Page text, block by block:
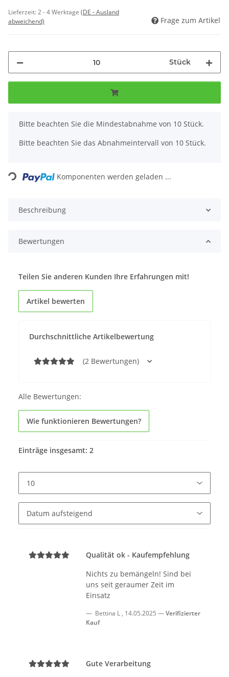
Lieferzeit:2 - 4 Werktage (DE - Ausland
abweichend)
Frage zum Artikel
Stück
x
Bitte beachten Sie die Mindestabnahme von 10 Stück.
Bitte beachten Sie das Abnahmeintervall von 10 Stück.
Loading... Komponenten werden geladen ...
Beschreibung
Bewertungen
Durchschnittliche Artikelbewertung
(2 Bewertungen)
Teilen Sie anderen Kunden Ihre Erfahrungen mit!
Artikel bewerten
Alle Bewertungen:
Wie funktionieren Bewertungen?
Einträge insgesamt: 2
Qualität ok - Kaufempfehlung
Nichts zu bemängeln! Sind bei
uns seit geraumer Zeit im
Einsatz
Bettina L , 14.05.2025
Verifizierter
Kauf
Gute Verarbeitung